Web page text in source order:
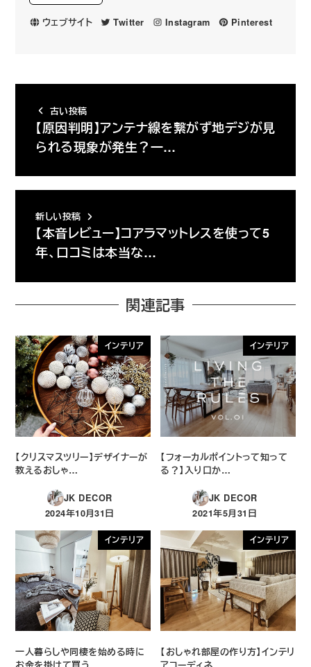
ウェブサイト Twitter Instagram Pinterest
古い投稿
【原因判明】アンテナ線を繋がず地デジが見
られる現象が発生？一…
新しい投稿
【本音レビュー】コアラマットレスを使って5
年、口コミは本当な…
関連記事
インテリア
【クリスマスツリー】デザイナーが
教えるおしゃ…
JK DECOR
投稿日
2024年10月31日
インテリア
【フォーカルポイントって知って
る？】入り口か…
JK DECOR
投稿日
2021年5月31日
インテリア
一人暮らしや同棲を始める時に
お金を掛けて買う…
インテリア
【おしゃれ部屋の作り方】インテリ
アコーディネ…